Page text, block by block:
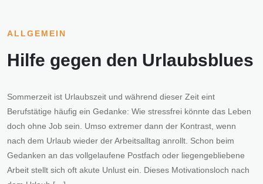
ALLGEMEIN
Hilfe gegen den Urlaubsblues
Sommerzeit ist Urlaubszeit und während dieser Zeit eint
Berufstätige häufig ein Gedanke: Wie stressfrei könnte das Leben
doch ohne Job sein. Umso extremer dann der Kontrast, wenn
nach dem Urlaub wieder der Arbeitsalltag anrollt. Schon beim
Gedanken an das vollgelaufene Postfach oder liegengebliebene
Arbeit stellt sich oft akute Unlust ein. Dieses Motivationsloch nach